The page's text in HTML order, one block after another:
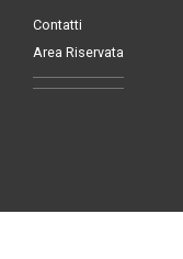
Contatti
Area Riservata